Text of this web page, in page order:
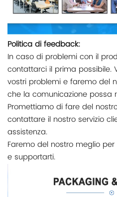
Politica di feedback:
In caso di problemi con il
contattarci il prima possibile.
vostri problemi e faremo del
che la comunicazione possa
Promettiamo di fare del
contattare il nostro servizio
assistenza.
Faremo del nostro meglio
e supportarti.